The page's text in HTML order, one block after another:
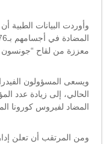
وأوردت البيانات الطبية
معززة من لقاح “جونسون
ويسعى المسؤولون
الحالي، إلى زيادة عدد
المضاد لفيروس كورونا
ومن المرتقب أن تعلن